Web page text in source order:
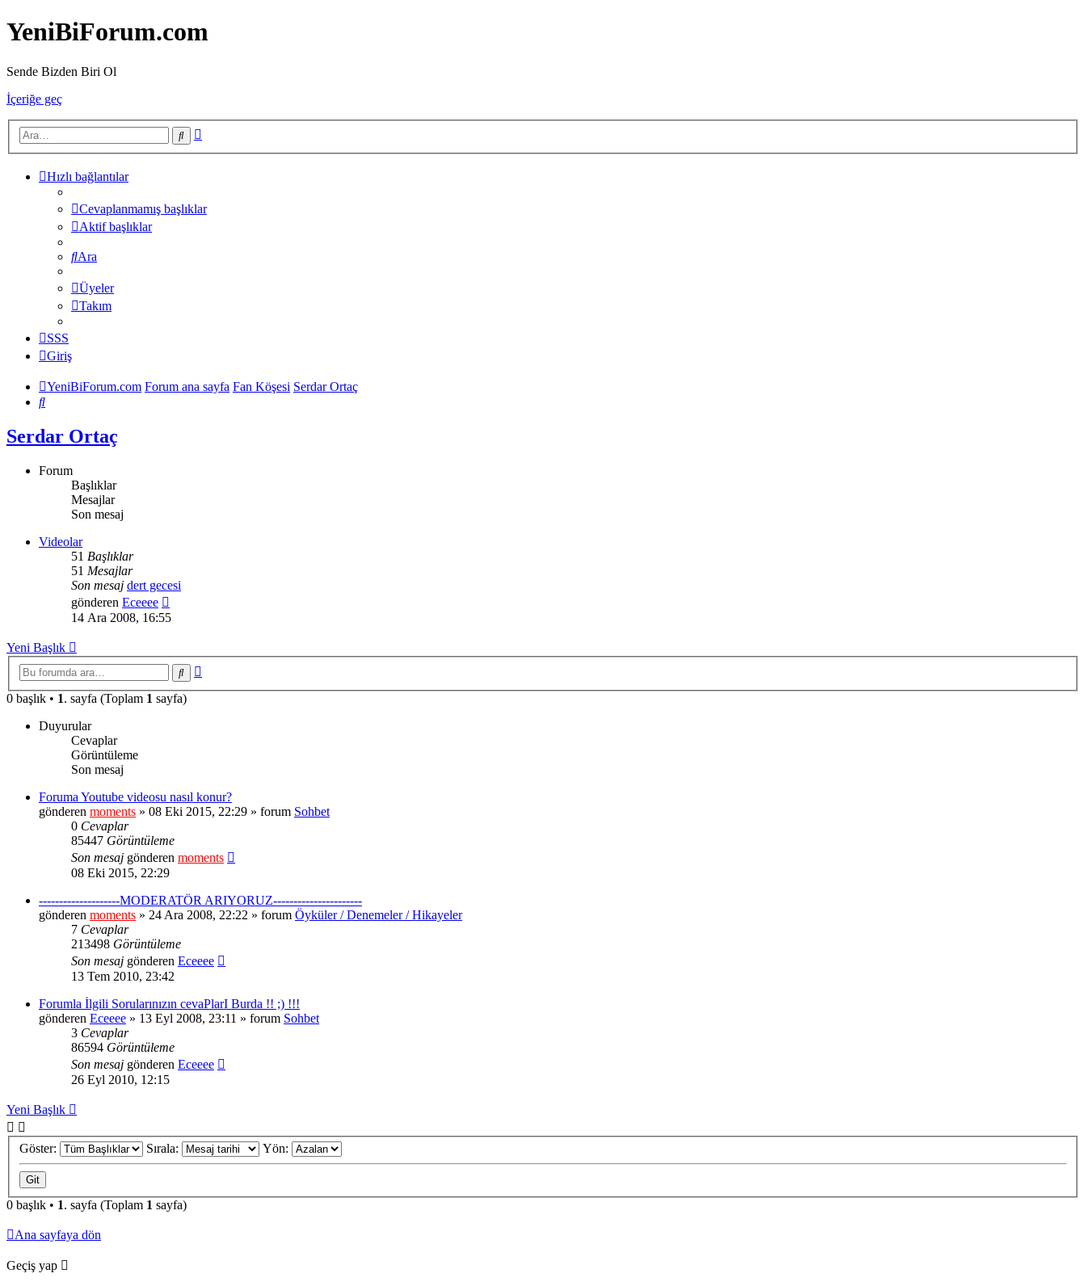
YeniBiForum.com
Sende Bizden Biri Ol
İçeriğe geç
Ara
Hızlı bağlantılar
Cevaplanmamış başlıklar
Aktif başlıklar
Ara
Üyeler
Takım
SSS
Giriş
YeniBiForum.com Forum ana sayfa Fan Köşesi Serdar Ortaç
Ara
Serdar Ortaç
Forum
Başlıklar
Mesajlar
Son mesaj
Videolar
51 Başlıklar
51 Mesajlar
Son mesaj dert gecesi
gönderen Eceeee
mesajı
14 Ara 2008, 16:55
Yeni Başlık
Ara
0 başlık • 1. sayfa (Toplam 1 sayfa)
Duyurular
Cevaplar
Görüntüleme
Son mesaj
Foruma Youtube videosu nasıl konur?
gönderen moments » 08 Eki 2015, 22:29 » forum Sohbet
0 Cevaplar
85447 Görüntüleme
Son mesaj gönderen moments
08 Eki 2015, 22:29
--------------------MODERATÖR ARIYORUZ----------------------
gönderen moments » 24 Ara 2008, 22:22 » forum Öyküler / Denemeler / Hikayeler
7 Cevaplar
213498 Görüntüleme
Son mesaj gönderen Eceeee
13 Tem 2010, 23:42
Forumla İlgili Sorularınızın cevaPlarI Burda !! ;) !!!
gönderen Eceeee » 13 Eyl 2008, 23:11 » forum Sohbet
3 Cevaplar
86594 Görüntüleme
Son mesaj gönderen Eceeee
26 Eyl 2010, 12:15
Yeni Başlık
Göster: Sırala: Yön:
0 başlık • 1. sayfa (Toplam 1 sayfa)
Ana sayfaya dön
Geçiş yap